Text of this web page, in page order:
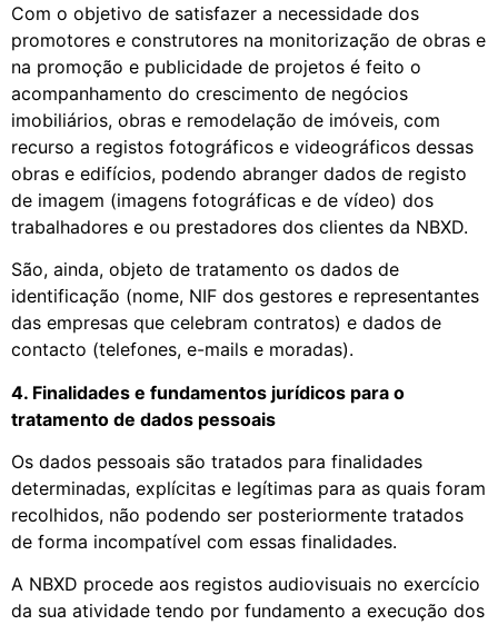
Com o objetivo de satisfazer a necessidade dos
promotores e construtores na monitorização de obras e
na promoção e publicidade de projetos é feito o
acompanhamento do crescimento de negócios
imobiliários, obras e remodelação de imóveis, com
recurso a registos fotográficos e videográficos dessas
obras e edifícios, podendo abranger dados de registo
de imagem (imagens fotográficas e de vídeo) dos
trabalhadores e ou prestadores dos clientes da NBXD.
São, ainda, objeto de tratamento os dados de
identificação (nome, NIF dos gestores e representantes
das empresas que celebram contratos) e dados de
contacto (telefones, e-mails e moradas).
4. Finalidades e fundamentos jurídicos para o
tratamento de dados pessoais
Os dados pessoais são tratados para finalidades
determinadas, explícitas e legítimas para as quais foram
recolhidos, não podendo ser posteriormente tratados
de forma incompatível com essas finalidades.
A NBXD procede aos registos audiovisuais no exercício
da sua atividade tendo por fundamento a execução dos